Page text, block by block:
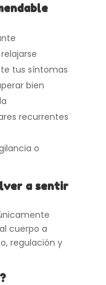
tus síntomas
bien
recurrentes
o
a sentir
cuerpo a
regulación y